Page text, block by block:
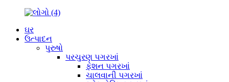
ઘર
ઉત્પાદન
પુરુષો
પરચુરણ પગરખાં
ફેશન પગરખાં
ચાલવાની પગરખાં